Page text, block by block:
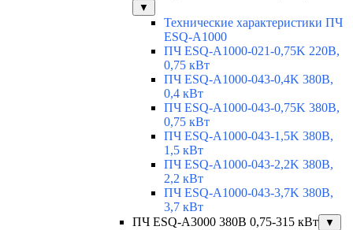
▼
Технические характеристики ПЧ
ESQ-A1000
ПЧ ESQ-A1000-021-0,75K 220В,
0,75 кВт
ПЧ ESQ-A1000-043-0,4K 380В,
0,4 кВт
ПЧ ESQ-A1000-043-0,75K 380В,
0,75 кВт
ПЧ ESQ-A1000-043-1,5K 380В,
1,5 кВт
ПЧ ESQ-A1000-043-2,2K 380В,
2,2 кВт
ПЧ ESQ-A1000-043-3,7K 380В,
3,7 кВт
ПЧ ESQ-A3000 380В 0,75-315 кВт
▼